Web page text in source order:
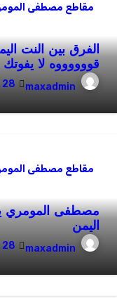
مقاطع مصطفى
الفرق بين النت
قووووووه لا يفوتك
maxadmin 28 أبريل، 2023
مقاطع مصطفى
مصطفى المومري
اليمن
maxadmin 28 أبريل، 2023